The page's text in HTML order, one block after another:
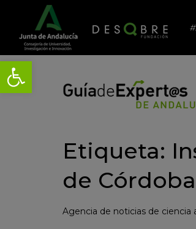
Abrir barra de herramientas
Etiqueta:
de
Agencia de noticias de ciencia